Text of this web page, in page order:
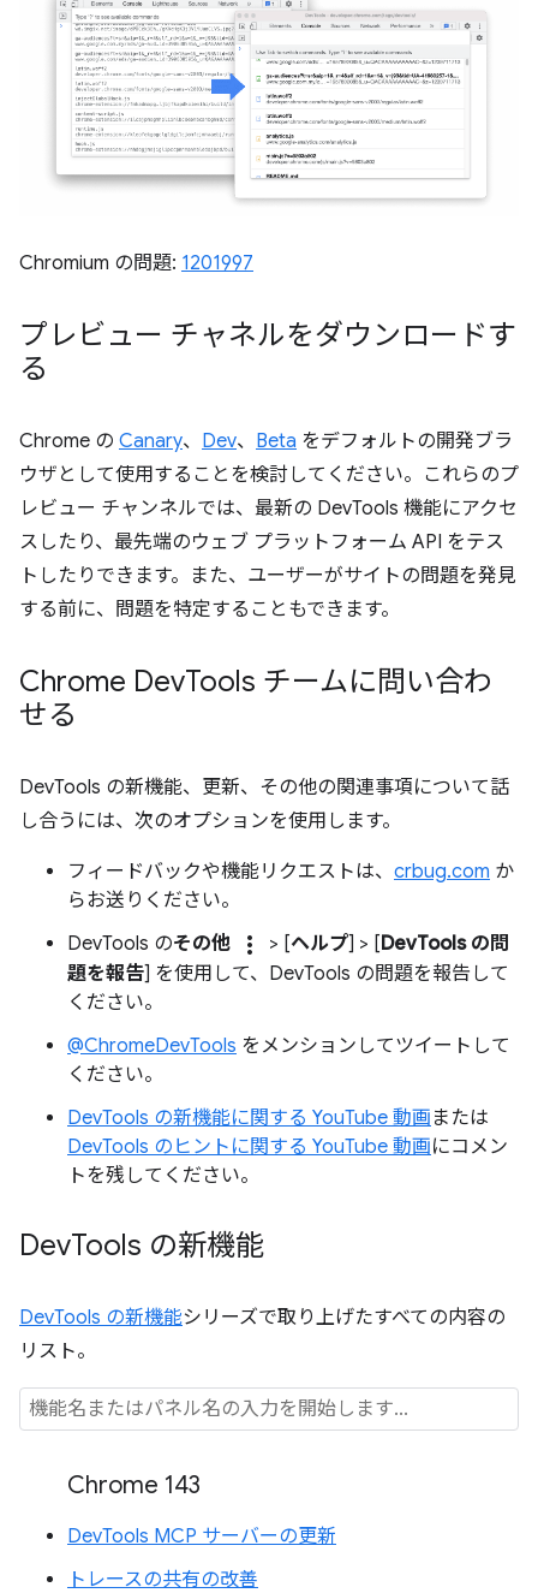
Chromium の問題: 1201997
プレビュー チャネルをダウンロードす
る
Chrome の Canary、 Dev、 Beta をデフォルトの開発ブラ
ウザとして使用することを検討してください。これらのプ
レビュー チャンネルでは、最新の DevTools 機能にアクセ
スしたり、最先端のウェブ プラットフォーム API をテス
トしたりできます。また、ユーザーがサイトの問題を発見
する前に、問題を特定することもできます。
Chrome DevTools チームに問い合わ
せる
DevTools の新機能、更新、その他の関連事項について話
し合うには、次のオプションを使用します。
フィードバックや機能リクエストは、 crbug.com か
らお送りください。
DevTools のその他 more_vert > [ヘルプ] > [DevTools の問
題を報告] を使用して、DevTools の問題を報告して
ください。
@ChromeDevTools をメンションしてツイートして
ください。
DevTools の新機能に関する YouTube 動画 または
DevTools のヒントに関する YouTube 動画にコメン
トを残してください。
DevTools の新機能
DevTools の新機能シリーズで取り上げたすべての内容の
リスト。
Chrome 143
DevTools MCP サーバーの更新
トレースの共有の改善